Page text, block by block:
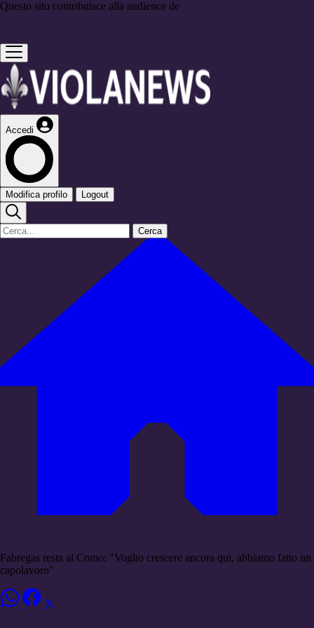
Questo sito contribuisce alla audience de
Accedi
Modifica profilo Logout
Cerca
Fabregas resta al Como: "Voglio crescere ancora qui, abbiamo fatto un
capolavoro"